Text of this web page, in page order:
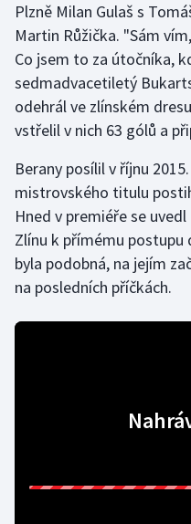
Golf
Gymnastika
Házená
Judo
Krasobruslení
Lezení
Lyže a snowboard
Plzně Milan Gulaš s
Martin Růžička. "Sám
Co jsem to za útočníka,
sedmadvacetiletý
odehrál ve zlínském
vstřelil v nich 63 gólů a
Berany posílil v říjnu
mistrovského titulu
Hned v premiéře se
Zlínu k přímému
byla podobná, na jejím
na posledních příčkách.